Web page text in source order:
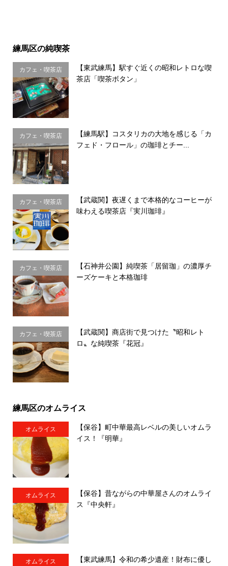
練馬区の純喫茶
カフェ・喫茶店
【東武練馬】駅すぐ近くの昭和レトロな喫
茶店「喫茶ボタン」
カフェ・喫茶店
【練馬駅】コスタリカの大地を感じる「カ
フェド・フロール」の珈琲とチー...
カフェ・喫茶店
【武蔵関】夜遅くまで本格的なコーヒーが
味わえる喫茶店『実川珈琲』
カフェ・喫茶店
【石神井公園】純喫茶「居留珈」の濃厚チ
ーズケーキと本格珈琲
カフェ・喫茶店
【武蔵関】商店街で見つけた〝昭和レト
ロ〟な純喫茶『花冠』
練馬区のオムライス
オムライス
【保谷】町中華最高レベルの美しいオムラ
イス！『明華』
オムライス
【保谷】昔ながらの中華屋さんのオムライ
ス『中央軒』
オムライス
【東武練馬】令和の希少遺産！財布に優し